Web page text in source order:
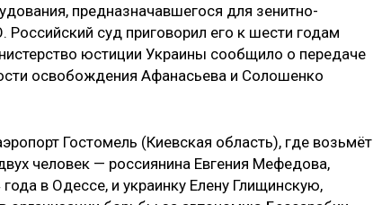
предназначавшегося для зенитно-
суд приговорил его к шести годам
юстиции Украины сообщило о передаче
освобождения Афанасьева и Солошенко
Гостомель (Киевская область), где возьмёт
человек — россиянина Евгения Мефедова,
в Одессе, и украинку Елену Глищинскую,